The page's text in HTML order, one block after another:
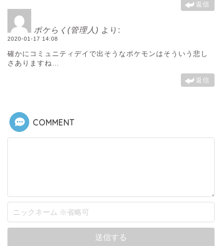
返信
ポケらく(管理人) より:
2020-01-17 14:08
確かにコミュニティデイで出そうなポケモンはそういう悲し
さありますね…
返信
COMMENT